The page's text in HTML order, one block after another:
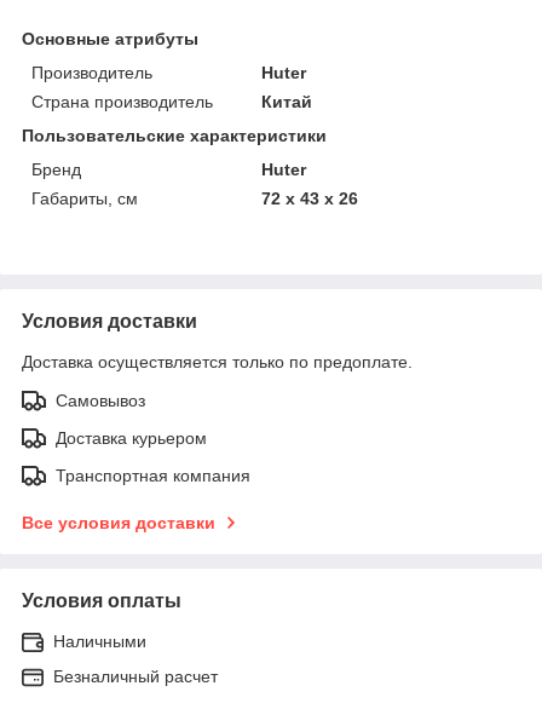
Основные атрибуты
Производитель
Huter
Страна производитель
Китай
Пользовательские характеристики
Бренд
Huter
Габариты, см
72 х 43 х 26
Условия доставки
Доставка осуществляется только по предоплате.
Самовывоз
Доставка курьером
Транспортная компания
Все условия доставки
Условия оплаты
Наличными
Безналичный расчет